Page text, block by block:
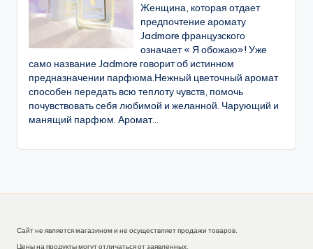
Женщина, которая отдает
предпочтение аромату
Jadmore французского
означает « Я обожаю»! Уже
само название Jadmore говорит об истинном
предназначении парфюма.Нежный цветочный аромат
способен передать всю теплоту чувств, помочь
почувствовать себя любимой и желанной. Чарующий и
манящий парфюм. Аромат...
Сайт не является магазином и не осуществляет продажи товаров.
Цены на продукты могут отличаться от заявленных.